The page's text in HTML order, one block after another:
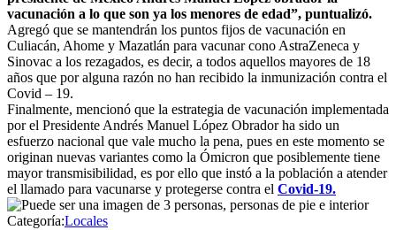
vacunación a lo que son ya los menores de edad”, puntualizó.
Agregó que se mantendrán los puntos fijos de vacunación en
Culiacán, Ahome y Mazatlán para vacunar cono AstraZeneca y
Sinovac a los rezagados, es decir, a todos aquellos mayores de 18
años que por alguna razón no han recibido la inmunización contra el
Covid – 19.
Finalmente, mencionó que la estrategia de vacunación implementada
por el Presidente Andrés Manuel López Obrador ha sido un
esfuerzo nacional que vale mucho la pena, pues en este momento se
originan nuevas variantes como la Ómicron que posiblemente tiene
mayor transmisibilidad, es por ello que instó a la población a atender
el llamado para vacunarse y protegerse contra el Covid-19.
Categoría:Locales